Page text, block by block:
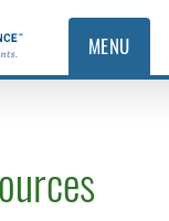
MENU